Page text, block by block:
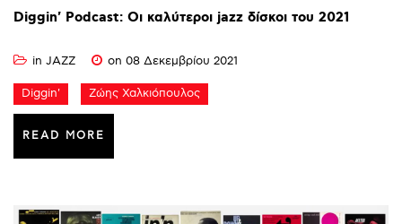
Diggin' Podcast: Οι καλύτεροι jazz δίσκοι του 2021
in JAZZ on 08 Δεκεμβρίου 2021
Diggin' Ζώης Χαλκιόπουλος
READ MORE